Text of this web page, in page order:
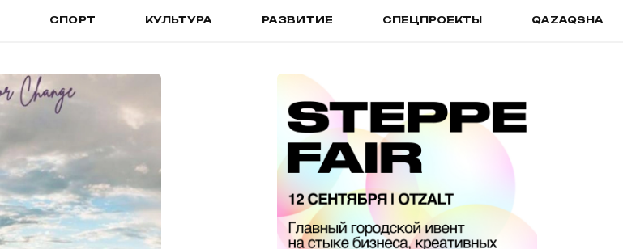
СПОРТ КУЛЬТУРА РАЗВИТИЕ СПЕЦПРОЕКТЫ QAZAQSHA